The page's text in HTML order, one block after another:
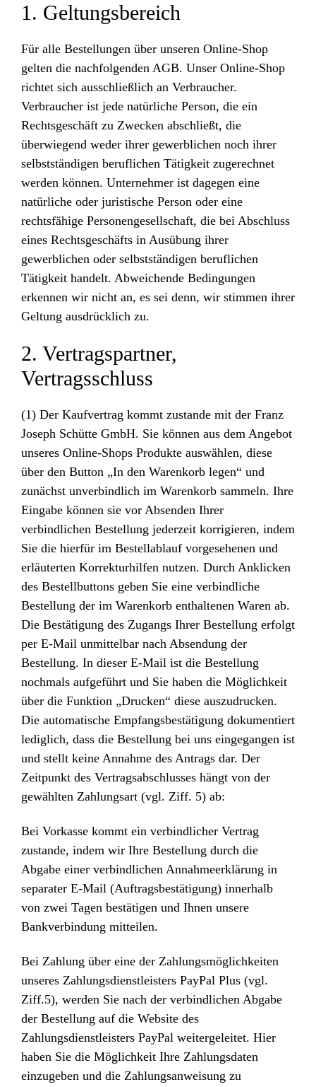
1. Geltungsbereich
Für alle Bestellungen über unseren Online-Shop
gelten die nachfolgenden AGB. Unser Online-Shop
richtet sich ausschließlich an Verbraucher.
Verbraucher ist jede natürliche Person, die ein
Rechtsgeschäft zu Zwecken abschließt, die
überwiegend weder ihrer gewerblichen noch ihrer
selbstständigen beruflichen Tätigkeit zugerechnet
werden können. Unternehmer ist dagegen eine
natürliche oder juristische Person oder eine
rechtsfähige Personengesellschaft, die bei Abschluss
eines Rechtsgeschäfts in Ausübung ihrer
gewerblichen oder selbstständigen beruflichen
Tätigkeit handelt. Abweichende Bedingungen
erkennen wir nicht an, es sei denn, wir stimmen ihrer
Geltung ausdrücklich zu.
2. Vertragspartner,
Vertragsschluss
(1) Der Kaufvertrag kommt zustande mit der Franz
Joseph Schütte GmbH. Sie können aus dem Angebot
unseres Online-Shops Produkte auswählen, diese
über den Button „In den Warenkorb legen“ und
zunächst unverbindlich im Warenkorb sammeln. Ihre
Eingabe können sie vor Absenden Ihrer
verbindlichen Bestellung jederzeit korrigieren, indem
Sie die hierfür im Bestellablauf vorgesehenen und
erläuterten Korrekturhilfen nutzen. Durch Anklicken
des Bestellbuttons geben Sie eine verbindliche
Bestellung der im Warenkorb enthaltenen Waren ab.
Die Bestätigung des Zugangs Ihrer Bestellung erfolgt
per E-Mail unmittelbar nach Absendung der
Bestellung. In dieser E-Mail ist die Bestellung
nochmals aufgeführt und Sie haben die Möglichkeit
über die Funktion „Drucken“ diese auszudrucken.
Die automatische Empfangsbestätigung dokumentiert
lediglich, dass die Bestellung bei uns eingegangen ist
und stellt keine Annahme des Antrags dar. Der
Zeitpunkt des Vertragsabschlusses hängt von der
gewählten Zahlungsart (vgl. Ziff. 5) ab:
Bei Vorkasse kommt ein verbindlicher Vertrag
zustande, indem wir Ihre Bestellung durch die
Abgabe einer verbindlichen Annahmeerklärung in
separater E-Mail (Auftragsbestätigung) innerhalb
von zwei Tagen bestätigen und Ihnen unsere
Bankverbindung mitteilen.
Bei Zahlung über eine der Zahlungsmöglichkeiten
unseres Zahlungsdienstleisters PayPal Plus (vgl.
Ziff.5), werden Sie nach der verbindlichen Abgabe
der Bestellung auf die Website des
Zahlungsdienstleisters PayPal weitergeleitet. Hier
haben Sie die Möglichkeit Ihre Zahlungsdaten
einzugeben und die Zahlungsanweisung zu